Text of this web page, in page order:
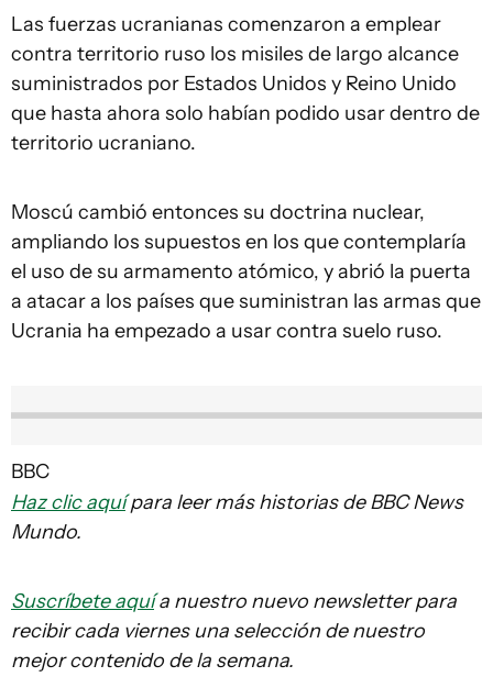
Las fuerzas ucranianas comenzaron a emplear
contra territorio ruso los misiles de largo alcance
suministrados por Estados Unidos y Reino Unido
que hasta ahora solo habían podido usar dentro de
territorio ucraniano.
Moscú cambió entonces su doctrina nuclear,
ampliando los supuestos en los que contemplaría
el uso de su armamento atómico, y abrió la puerta
a atacar a los países que suministran las armas que
Ucrania ha empezado a usar contra suelo ruso.
BBC
Haz clic aquípara leer más historias de BBC News
Mundo.
Suscríbete aquía nuestro nuevo newsletter para
recibir cada viernes una selección de nuestro
mejor contenido de la semana.